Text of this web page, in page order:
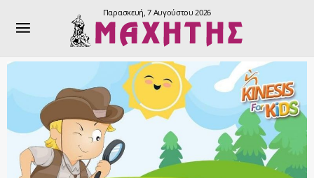
Παρασκευή, 7 Αυγούστου 2026